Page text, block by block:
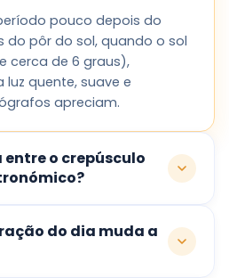
pouco depois do
do pôr do sol, quando o sol
cerca de 6 graus),
quente, suave e
apreciam.
entre o crepúsculo
do dia muda a